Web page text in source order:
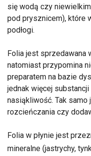
się wodą czy
pod prysznicem), które
podłogi.
Folia jest sprzedawana
natomiast przypomina
preparatem na bazie
jednak więcej
nasiąkliwość. Tak samo
rozcieńczania czy
Folia w płynie jest
mineralne (jastrychy,